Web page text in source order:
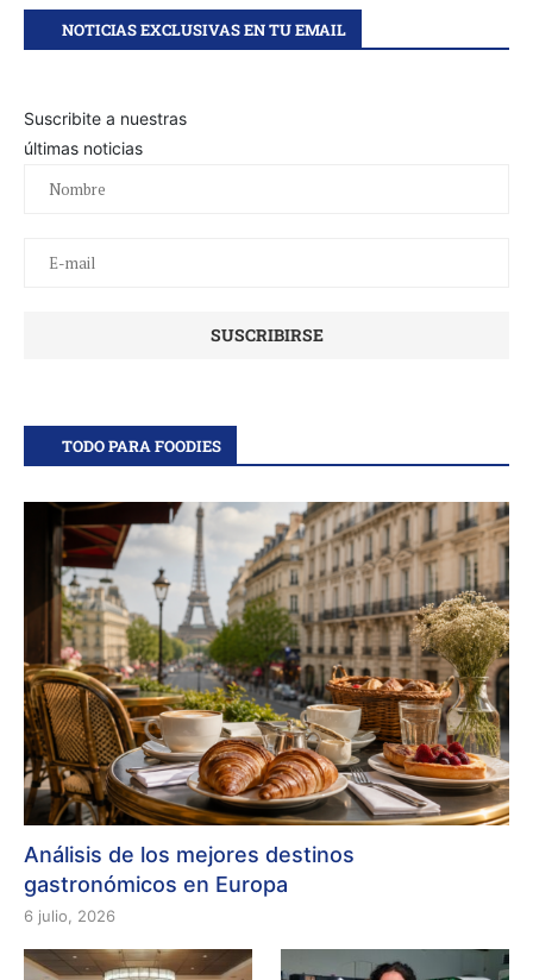
NOTICIAS EXCLUSIVAS EN TU EMAIL
Suscribite a nuestras
últimas noticias
TODO PARA FOODIES
Análisis de los mejores destinos
gastronómicos en Europa
6 julio, 2026